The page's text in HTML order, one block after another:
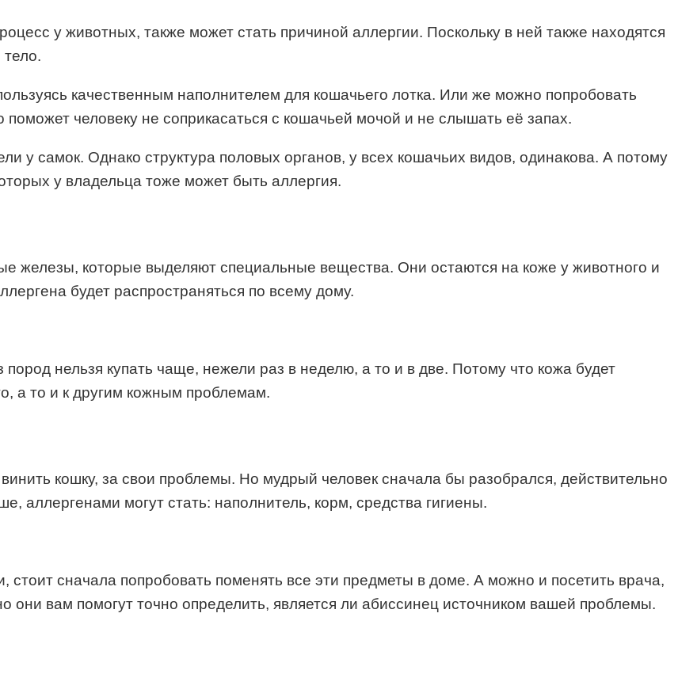
у животных, также может стать причиной аллергии. Поскольку в ней также находятся
качественным наполнителем для кошачьего лотка. Или же можно попробовать
поможет человеку не соприкасаться с кошачьей мочой и не слышать её запах.
у самок. Однако структура половых органов, у всех кошачьих видов, одинакова. А потому
у владельца тоже может быть аллергия.
железы, которые выделяют специальные вещества. Они остаются на коже у животного и
будет распространяться по всему дому.
нельзя купать чаще, нежели раз в неделю, а то и в две. Потому что кожа будет
а то и к другим кожным проблемам.
кошку, за свои проблемы. Но мудрый человек сначала бы разобрался, действительно
аллергенами могут стать: наполнитель, корм, средства гигиены.
стоит сначала попробовать поменять все эти предметы в доме. А можно и посетить врача,
они вам помогут точно определить, является ли абиссинец источником вашей проблемы.